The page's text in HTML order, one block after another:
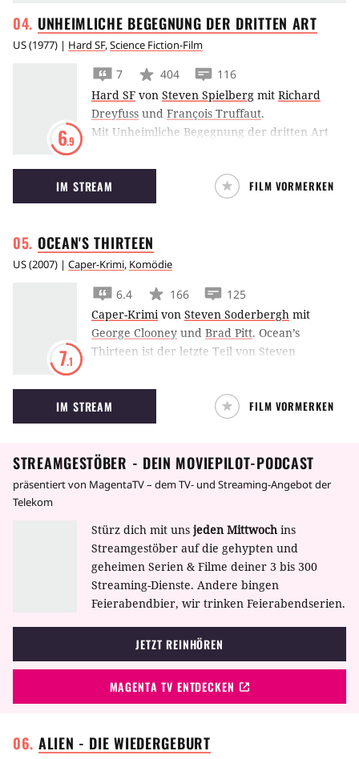
UNHEIMLICHE BEGEGNUNG DER DRITTEN ART
US(1977) | Hard SF,Science Fiction-Film
6.9
7 404
116
Hard SF von Steven Spielberg mit Richard
Dreyfuss und François Truffaut.
Mit Unheimliche Begegnung der dritten Art
künstlerischen wie kommerziellen Erfolg,
sondern auch einen Klassiker der (Sci-
Fi-)Filmgeschichte: Kartoffelbrei ist seitdem
IM STREAM FILM VORMERKEN
OCEAN'STHIRTEEN
US(2007) | Caper-Krimi, Komödie
7.1
6.4 166
125
Caper-Krimivon Steven Soderbergh mit
George Clooney und Brad Pitt. Ocean’s
Thirteen ist der letzte Teil von Steven
Crew rächt sich zum Abschluss am
skrupellosen Casino-Betreiber Al Pacino.
IM STREAM FILM VORMERKEN
STREAMGESTÖBER - DEIN MOVIEPILOT-PODCAST
präsentiert von MagentaTV – dem TV- und Streaming-Angebot der
Telekom
Stürz dich mit uns jeden Mittwoch ins
Streamgestöber auf die gehypten und
geheimen Serien & Filme deiner 3 bis 300
Streaming-Dienste. Andere bingen
Feierabendbier, wir trinken Feierabendserien.
JETZT REINHÖREN
MAGENTA TV ENTDECKEN
ALIEN - DIEWIEDERGEBURT